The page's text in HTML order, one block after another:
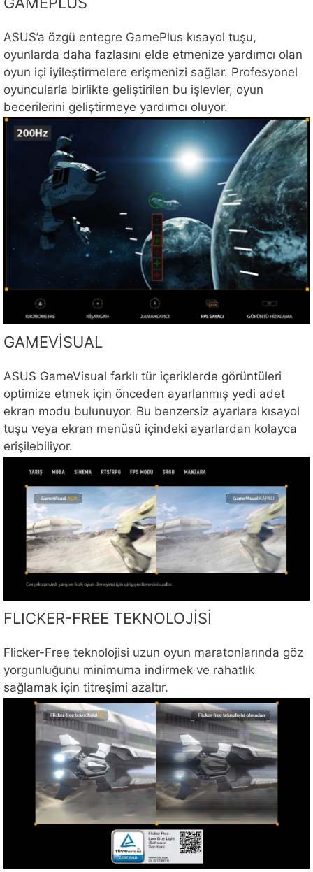
ASUS’a özgü entegre GamePlus kısayol tuşu,
oyunlarda daha fazlasını elde etmenize yardımcı olan
oyun içi iyileştirmelere erişmenizi sağlar. Profesyonel
oyuncularla birlikte geliştirilen bu işlevler, oyun
becerilerini geliştirmeye yardımcı oluyor.
GAMEVİSUAL
ASUS GameVisual farklı tür içeriklerde görüntüleri
optimize etmek için önceden ayarlanmış yedi adet
ekran modu bulunuyor. Bu benzersiz ayarlara kısayol
tuşu veya ekran menüsü içindeki ayarlardan kolayca
erişilebiliyor.
FLICKER-FREE TEKNOLOJİSİ
Flicker-Free teknolojisi uzun oyun maratonlarında göz
yorgunluğunu minimuma indirmek ve rahatlık
sağlamak için titreşimi azaltır.